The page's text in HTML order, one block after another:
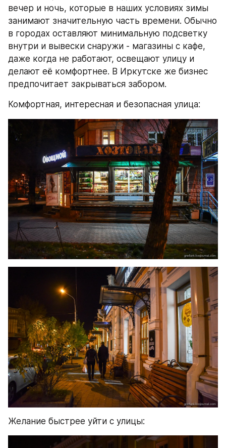
вечер и ночь, которые в наших условиях зимы
занимают значительную часть времени. Обычно
в городах оставляют минимальную подсветку
внутри и вывески снаружи - магазины с кафе,
даже когда не работают, освещают улицу и
делают её комфортнее. В Иркутске же бизнес
предпочитает закрываться забором.
Комфортная, интересная и безопасная улица:
Желание быстрее уйти с улицы: